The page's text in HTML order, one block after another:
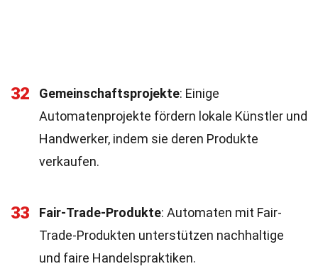
32 Gemeinschaftsprojekte: Einige
Automatenprojekte fördern lokale Künstler und
Handwerker, indem sie deren Produkte
verkaufen.
33 Fair-Trade-Produkte: Automaten mit Fair-
Trade-Produkten unterstützen nachhaltige
und faire Handelspraktiken.